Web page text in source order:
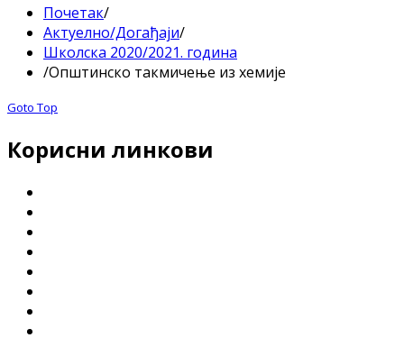
Почетак/
Актуелно/Догађаји/
Школска 2020/2021. година
/Општинско такмичење из хемије
Goto Top
Корисни линкови